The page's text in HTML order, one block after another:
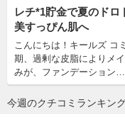
レチ*1貯金で夏のド
美すっぴん肌へ
こんにちは！キールズ コ
期、過剰な皮脂によりメ
みが、ファンデーション…
今週のクチコミランキン